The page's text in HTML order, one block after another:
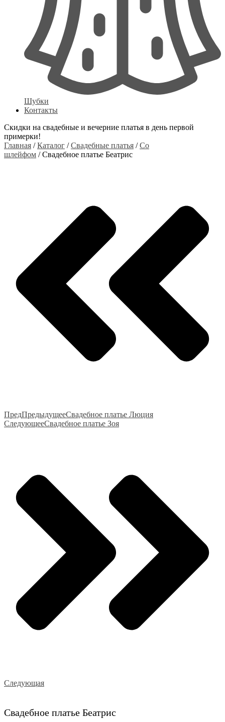
Шубки
Контакты
Скидки на свадебные и вечерние платья в день первой
примерки!
Главная /Каталог /Свадебные платья /Со
шлейфом / Свадебное платье Беатрис
ПредПредыдущееСвадебное платье Люция
СледующееСвадебное платье Зоя
Следующая
Свадебное платье Беатрис